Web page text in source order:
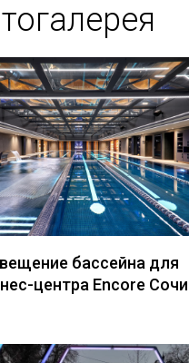
бассейна для
центра Encore Сочи